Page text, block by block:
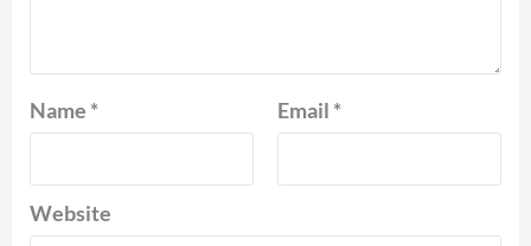
Name * Email *
Website